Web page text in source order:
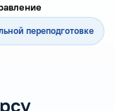
переподготовке